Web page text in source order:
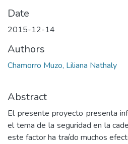
Date
2015-12-14
Authors
Chamorro Muzo, Liliana Nathaly
Abstract
El presente proyecto presenta
el tema de la seguridad en la
este factor ha traído muchos